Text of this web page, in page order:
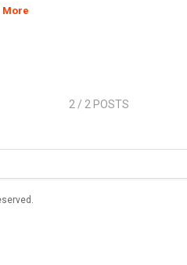
More
2 / 2 POSTS